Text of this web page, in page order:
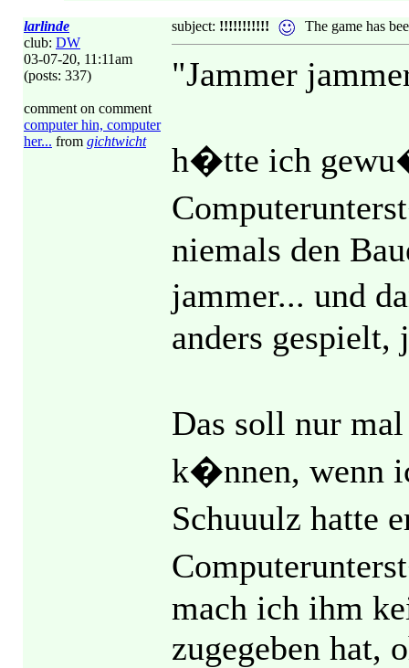
larlinde
club: DW
03-07-20, 11:11am
(posts: 337)
comment on comment
computer hin, computer
her... from gichtwicht
subject: !!!!!!!!!!! The game has
"Jammer
h�tte ich
niemals den
jammer... und
anders gespielt,
Das soll nur
k�nnen, wenn
Schuuulz hatte
mach ich ihm
zugegeben hat,